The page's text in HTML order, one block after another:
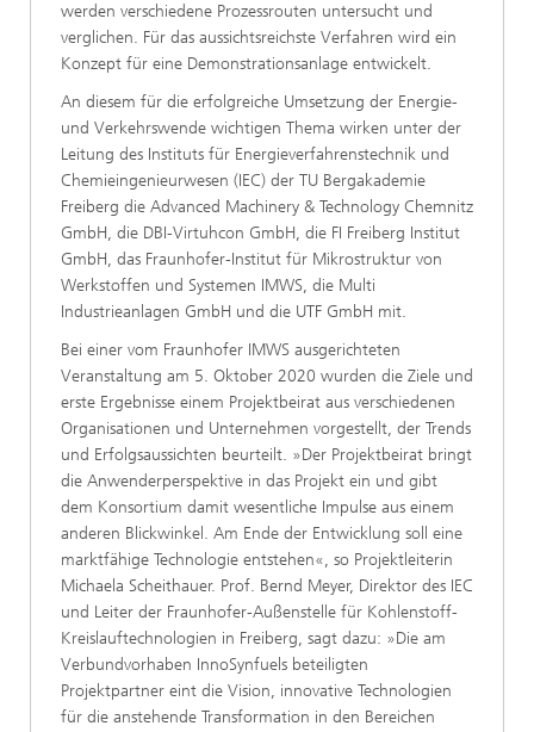
werden verschiedene Prozessrouten untersucht und
verglichen. Für das aussichtsreichste Verfahren wird ein
Konzept für eine Demonstrationsanlage entwickelt.
An diesem für die erfolgreiche Umsetzung der Energie-
und Verkehrswende wichtigen Thema wirken unter der
Leitung des Instituts für Energieverfahrenstechnik und
Chemieingenieurwesen (IEC) der TU Bergakademie
Freiberg die Advanced Machinery & Technology Chemnitz
GmbH, die DBI-Virtuhcon GmbH, die FI Freiberg Institut
GmbH, das Fraunhofer-Institut für Mikrostruktur von
Werkstoffen und Systemen IMWS, die Multi
Industrieanlagen GmbH und die UTF GmbH mit.
Bei einer vom Fraunhofer IMWS ausgerichteten
Veranstaltung am 5. Oktober 2020 wurden die Ziele und
erste Ergebnisse einem Projektbeirat aus verschiedenen
Organisationen und Unternehmen vorgestellt, der Trends
und Erfolgsaussichten beurteilt. »Der Projektbeirat bringt
die Anwenderperspektive in das Projekt ein und gibt
dem Konsortium damit wesentliche Impulse aus einem
anderen Blickwinkel. Am Ende der Entwicklung soll eine
marktfähige Technologie entstehen«, so Projektleiterin
Michaela Scheithauer. Prof. Bernd Meyer, Direktor des IEC
und Leiter der Fraunhofer-Außenstelle für Kohlenstoff-
Kreislauftechnologien in Freiberg, sagt dazu: »Die am
Verbundvorhaben InnoSynfuels beteiligten
Projektpartner eint die Vision, innovative Technologien
für die anstehende Transformation in den Bereichen